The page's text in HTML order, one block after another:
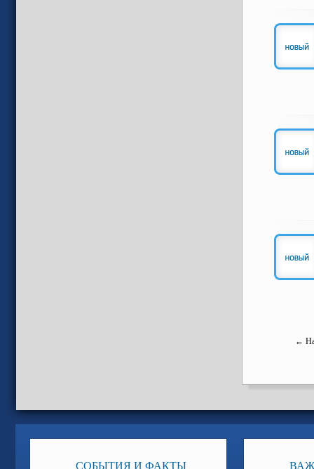
←
СОБЫТИЯ И ФАКТЫ